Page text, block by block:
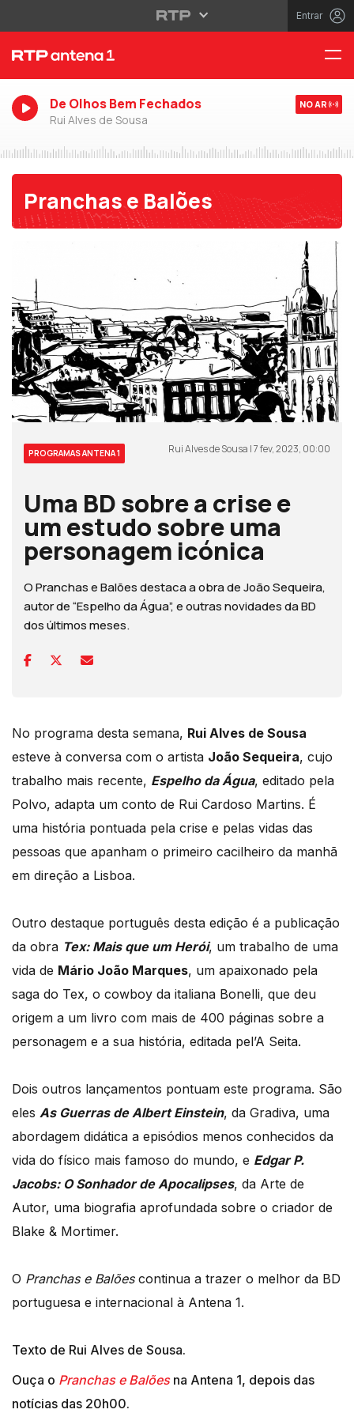
Entrar
De Olhos Bem Fechados
Rui Alves de Sousa
NO AR
Pranchas e Balões
PROGRAMAS ANTENA 1 Rui Alves de Sousa | 7 fev, 2023, 00:00
Uma BD sobre a crise e
um estudo sobre uma
personagem icónica
O Pranchas e Balões destaca a obra de João Sequeira,
autor de “Espelho da Água”, e outras novidades da BD
dos últimos meses.
No programa desta semana, Rui Alves de Sousa
esteve à conversa com o artista João Sequeira, cujo
trabalho mais recente, Espelho da Água, editado pela
Polvo, adapta um conto de Rui Cardoso Martins. É
uma história pontuada pela crise e pelas vidas das
pessoas que apanham o primeiro cacilheiro da manhã
em direção a Lisboa.
Outro destaque português desta edição é a publicação
da obra Tex: Mais que um Herói, um trabalho de uma
vida de Mário João Marques, um apaixonado pela
saga do Tex, o cowboy da italiana Bonelli, que deu
origem a um livro com mais de 400 páginas sobre a
personagem e a sua história, editada pel’A Seita.
Dois outros lançamentos pontuam este programa. São
eles As Guerras de Albert Einstein, da Gradiva, uma
abordagem didática a episódios menos conhecidos da
vida do físico mais famoso do mundo, e Edgar P.
Jacobs: O Sonhador de Apocalipses, da Arte de
Autor, uma biografia aprofundada sobre o criador de
Blake & Mortimer.
O Pranchas e Balõescontinua a trazer o melhor da BD
portuguesa e internacional à Antena 1.
Texto de Rui Alves de Sousa.
Ouça o Pranchas e Balões na Antena 1, depois das
notícias das 20h00.